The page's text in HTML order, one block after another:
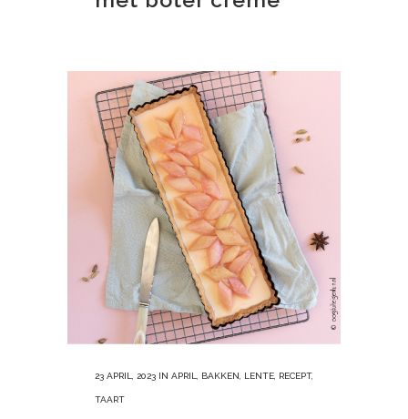
23 APRIL, 2023 IN APRIL, BAKKEN, LENTE, RECEPT,
TAART